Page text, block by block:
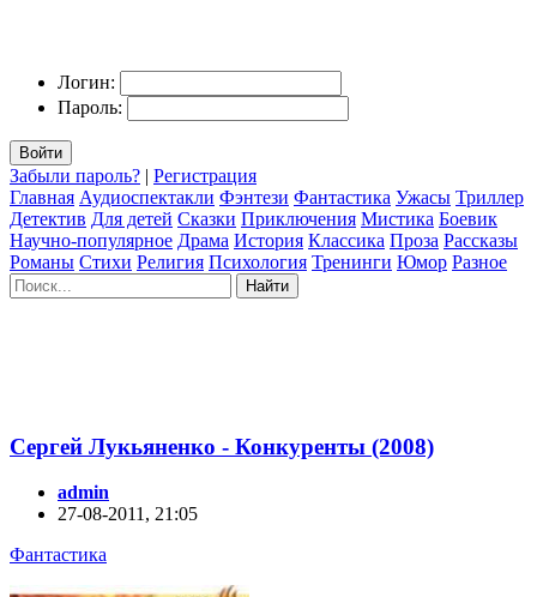
Логин:
Пароль:
Войти
Забыли пароль? | Регистрация
Главная Аудиоспектакли Фэнтези Фантастика Ужасы Триллер
Детектив Для детей Сказки Приключения Мистика Боевик
Научно-популярное Драма История Классика Проза Рассказы
Романы Стихи Религия Психология Тренинги Юмор Разное
Найти
Сергей Лукьяненко - Конкуренты (2008)
admin
27-08-2011, 21:05
Фантастика